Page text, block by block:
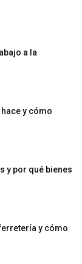
a la
y cómo
y por qué bienes
y cómo